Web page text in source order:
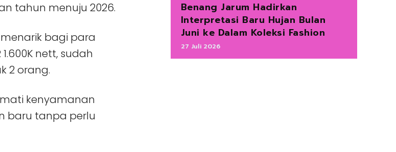
tahun menuju 2026.
bagi para
nett, sudah
2 orang.
kenyamanan
baru tanpa perlu
Benang Jarum Hadirkan
Interpretasi Baru Hujan Bulan
Juni ke Dalam Koleksi Fashion
27 Juli 2026